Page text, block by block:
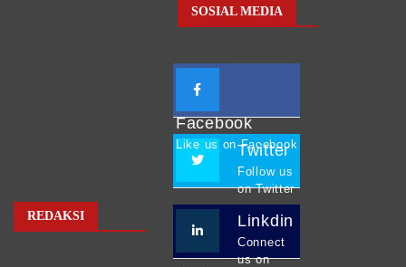
REDAKSI
SOSIAL MEDIA
Facebook
Like us on Facebook
Twitter
Follow us
on Twitter
Linkdin
Connect
us on